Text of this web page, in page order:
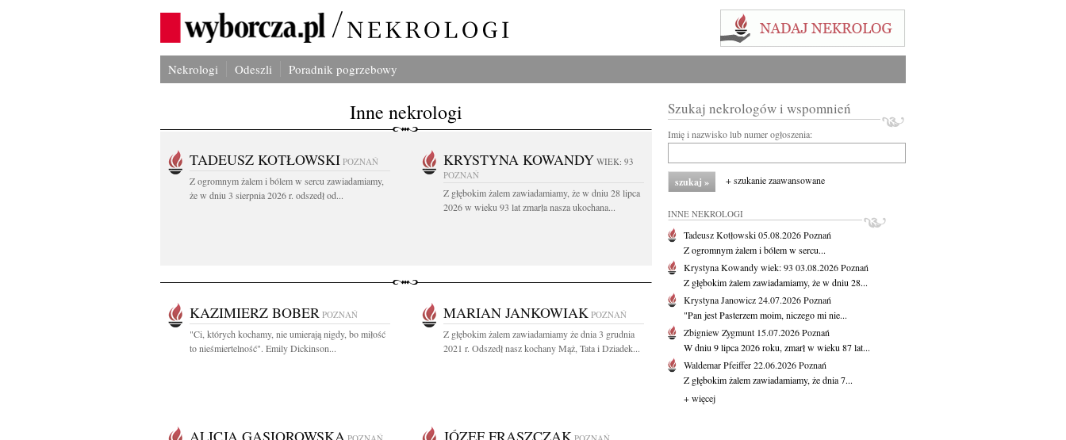
Nekrologi Odeszli Poradnik pogrzebowy
Inne nekrologi
TADEUSZ KOTŁOWSKI POZNAŃ
Z ogromnym żalem i bólem w sercu zawiadamiamy,
że w dniu 3 sierpnia 2026 r. odszedł od...
KRYSTYNA KOWANDY WIEK: 93
POZNAŃ
Z głębokim żalem zawiadamiamy, że w dniu 28 lipca
2026 w wieku 93 lat zmarła nasza ukochana...
KAZIMIERZ BOBER POZNAŃ
"Ci, których kochamy, nie umierają nigdy, bo miłość
to nieśmiertelność". Emily Dickinson...
MARIAN JANKOWIAK POZNAŃ
Z głębokim żalem zawiadamiamy że dnia 3 grudnia
2021 r. Odszedł nasz kochany Mąż, Tata i Dziadek...
ALICJA GĄSIOROWSKA JÓZEF FRĄSZCZAK
Szukaj nekrologów i wspomnień
Imię i nazwisko lub numer ogłoszenia:
+ szukanie zaawansowane
INNE NEKROLOGI
Tadeusz Kotłowski05.08.2026Poznań
Z ogromnym żalem i bólem w sercu...
Krystyna Kowandywiek: 93 03.08.2026Poznań
Z głębokim żalem zawiadamiamy, że w dniu 28...
Krystyna Janowicz24.07.2026Poznań
"Pan jest Pasterzem moim, niczego mi nie...
Zbigniew Zygmunt 15.07.2026Poznań
W dniu 9 lipca 2026 roku, zmarł w wieku 87 lat...
Waldemar Pfeiffer22.06.2026Poznań
Z głębokim żalem zawiadamiamy, że dnia 7...
+ więcej